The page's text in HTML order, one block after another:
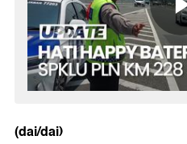
(dai/dai)